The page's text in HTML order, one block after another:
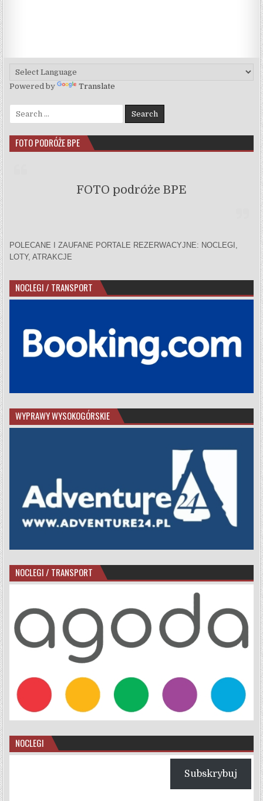
Powered by Translate
Search for:
FOTO PODRÓŻE BPE
FOTO podróże BPE
POLECANE I ZAUFANE PORTALE REZERWACYJNE: NOCLEGI,
LOTY, ATRAKCJE
NOCLEGI / TRANSPORT
WYPRAWY WYSOKOGÓRSKIE
NOCLEGI / TRANSPORT
NOCLEGI
Subskrybuj